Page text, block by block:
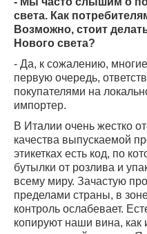
света. Как
Возможно, стоит
Нового света?
- Да, к сожалению,
первую очередь,
покупателями на
импортер.
В Италии очень жестко
качества выпускаемой
этикетках есть код, по
бутылки от розлива и
всему миру. Зачастую
пределами страны, в
контроль ослабевает.
копируют наши вина, как